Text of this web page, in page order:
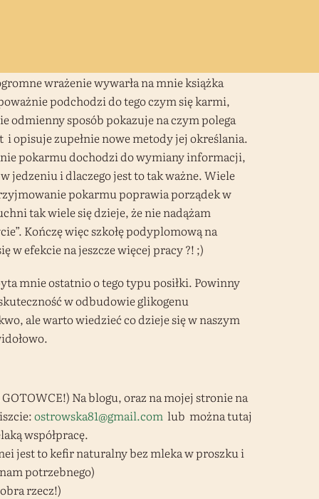
wrażenie wywarła na mnie książka
podchodzi do tego czym się karmi,
odmienny sposób pokazuje na czym polega
opisuje zupełnie nowe metody jej określania.
pokarmu dochodzi do wymiany informacji,
jedzeniu i dlaczego jest to tak ważne. Wiele
pokarmu poprawia porządek w
tak wiele się dzieje, że nie nadążam
Kończę więc szkołę podyplomową na
w efekcie na jeszcze więcej pracy ?! ;)
mnie ostatnio o tego typu posiłki. Powinny
w odbudowie glikogenu
ale warto wiedzieć co dzieje się w naszym
Na blogu, oraz na mojej stronie na
ostrowska81@gmail.com lub można tutaj
współpracę.
jest to kefir naturalny bez mleka w proszku i
potrzebnego)
rzecz!)